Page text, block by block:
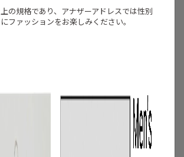
の規格であり、アナザーアドレスでは性別
ファッションをお楽しみください。